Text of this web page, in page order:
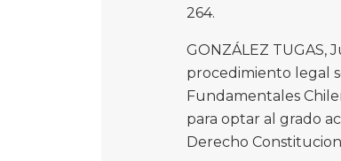
264.
GONZÁLEZ TUGAS,
procedimiento legal
Fundamentales
para optar al grado
Derecho